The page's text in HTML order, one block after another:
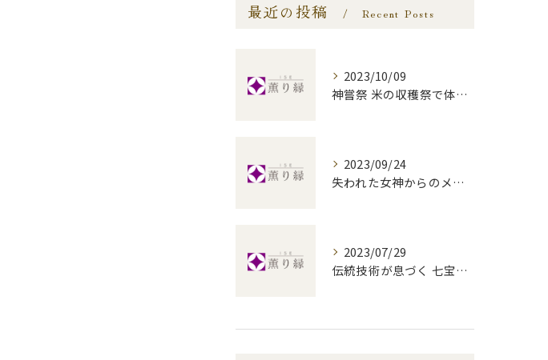
最近の投稿 Recent Posts
2023/10/09
神嘗祭 米の収穫祭で体験する伝統工芸の魅力
2023/09/24
失われた女神からのメッセージ？日本の神話に残る「斎宮」の謎とは
2023/07/29
伝統技術が息づく 七宝の言葉の由来と日本文化